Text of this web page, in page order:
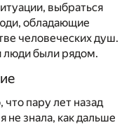
выбраться
обладающие
человеческих душ.
люди были рядом.
что пару лет назад
не знала, как дальше